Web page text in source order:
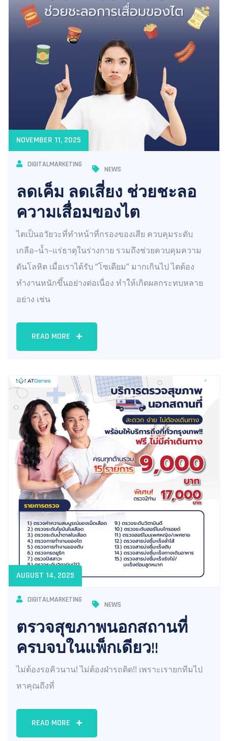
NOVEMBER 11, 2025
DIGITALMARKETING
NEWS
ลดเค็ม ลดเสี่ยง ช่วยชะลอ
ความเสื่อมของไต
ไตเป็นอวัยวะที่ทำหน้าที่กรองของเสีย ควบคุมระดับ
เกลือ–น้ำ–แร่ธาตุในร่างกาย รวมถึงช่วยควบคุมความ
ดันโลหิต เมื่อเราได้รับ “โซเดียม” มากเกินไป ไตต้อง
ทำงานหนักขึ้นอย่างต่อเนื่อง ทำให้เกิดผลกระทบหลาย
อย่าง เช่น
READ MORE
AUGUST 14, 2025
DIGITALMARKETING
NEWS
ตรวจสุขภาพนอกสถานที่
ครบจบในแพ็กเดียว!!
ไม่ต้องรอคิวนาน! ไม่ต้องฝ่ารถติด!! เพราะเรายกทีมไป
หาคุณถึงที่
READ MORE